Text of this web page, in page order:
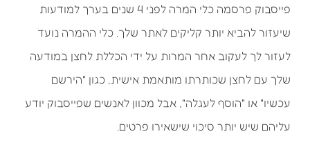
פייסבוק פרסמה כלי המרה לפני 4 שנים בערך למודעות
שיעזור להביא יותר קליקים לאתר שלך. כלי ההמרה נועד
לעזור לך לעקוב אחר המרות על ידי הכללת לחצן במודעה
שלך עם לחצן שכותרתו מותאמת אישית, כגון "הירשם
עכשיו" או "הוסף לעגלה", אבל מכוון לאנשים שפייסבוק יודע
עליהם שיש יותר סיכוי שישאירו פרטים.